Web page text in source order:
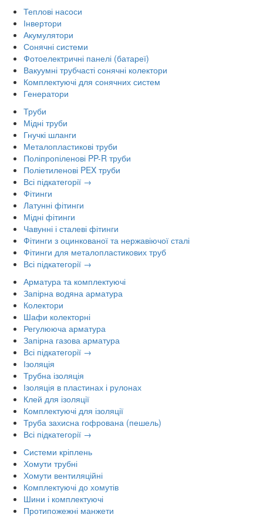
Теплові насоси
Інвертори
Акумулятори
Сонячні системи
Фотоелектричні панелі (батареї)
Вакуумні трубчасті сонячні колектори
Комплектуючі для сонячних систем
Генератори
Труби
Мідні труби
Гнучкі шланги
Металопластикові труби
Поліпропіленові PP-R труби
Поліетиленові PEX труби
Всі підкатегорії →
Фітинги
Латунні фітинги
Мідні фітинги
Чавунні і сталеві фітинги
Фітинги з оцинкованої та нержавіючої сталі
Фітинги для металопластикових труб
Всі підкатегорії →
Арматура та комплектуючі
Запірна водяна арматура
Колектори
Шафи колекторні
Регулююча арматура
Запірна газова арматура
Всі підкатегорії →
Ізоляція
Трубна ізоляція
Ізоляція в пластинах і рулонах
Клей для ізоляції
Комплектуючі для ізоляції
Труба захисна гофрована (пешель)
Всі підкатегорії →
Системи кріплень
Хомути трубні
Хомути вентиляційні
Комплектуючі до хомутів
Шини і комплектуючі
Протипожежні манжети